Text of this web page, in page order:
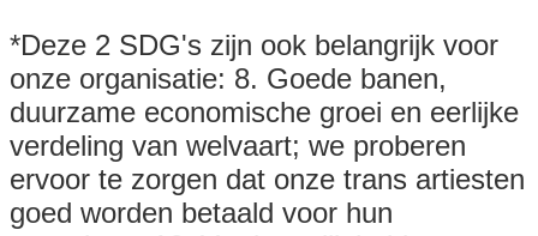
*Deze 2 SDG's zijn ook belangrijk voor
onze organisatie: 8. Goede banen,
duurzame economische groei en eerlijke
verdeling van welvaart; we proberen
ervoor te zorgen dat onze trans artiesten
goed worden betaald voor hun